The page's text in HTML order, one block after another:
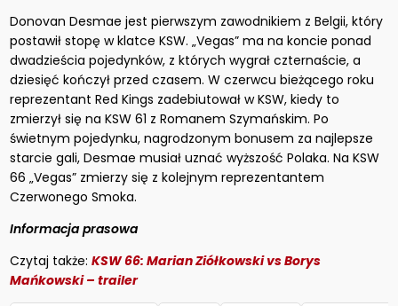
Donovan Desmae jest pierwszym zawodnikiem z Belgii, który
postawił stopę w klatce KSW. „Vegas” ma na koncie ponad
dwadzieścia pojedynków, z których wygrał czternaście, a
dziesięć kończył przed czasem. W czerwcu bieżącego roku
reprezentant Red Kings zadebiutował w KSW, kiedy to
zmierzył się na KSW 61 z Romanem Szymańskim. Po
świetnym pojedynku, nagrodzonym bonusem za najlepsze
starcie gali, Desmae musiał uznać wyższość Polaka. Na KSW
66 „Vegas” zmierzy się z kolejnym reprezentantem
Czerwonego Smoka.
Informacja prasowa
Czytaj także:KSW 66: Marian Ziółkowski vs Borys
Mańkowski – trailer